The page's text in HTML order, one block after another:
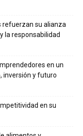
refuerzan su alianza
la responsabilidad
en un
inversión y futuro
en su